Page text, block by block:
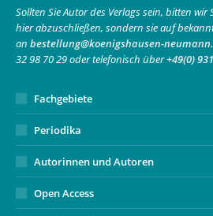
in
new
window
in
new
window
opens
in
new
window
Sollten Sie Autor des Verlags sein, bitten
hier abzuschließen, sondern sie auf
an bestellung@koenigshausen-
32 98 70 29 oder telefonisch über+49(0)
Fachgebiete
Periodika
Autorinnen und Autoren
Open Access